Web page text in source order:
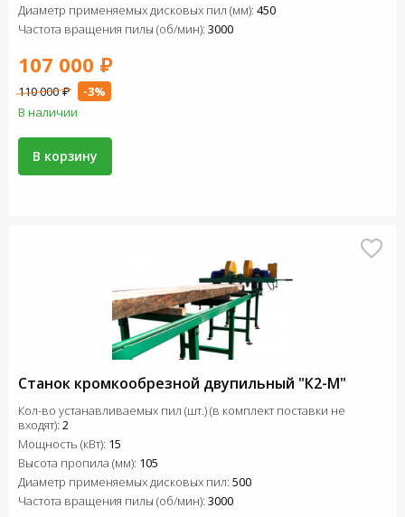
Диаметр применяемых дисковых пил (мм): 450
Частота вращения пилы (об/мин): 3000
107 000 ₽
110 000 ₽
-3%
В наличии
В корзину
Станок кромкообрезной двупильный "К2-М"
Кол-во устанавливаемых пил (шт.) (в комплект поставки не
входят): 2
Мощность (кВт): 15
Высота пропила (мм): 105
Диаметр применяемых дисковых пил: 500
Частота вращения пилы (об/мин): 3000